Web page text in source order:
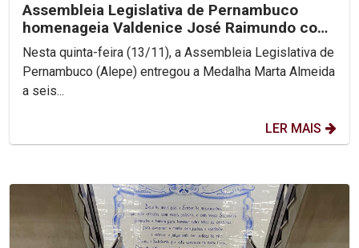
Assembleia Legislativa de Pernambuco
homenageia Valdenice José Raimundo com
Medalha Marta Almeida...
Nesta quinta-feira (13/11), a Assembleia Legislativa de
Pernambuco (Alepe) entregou a Medalha Marta Almeida
a seis...
LER MAIS